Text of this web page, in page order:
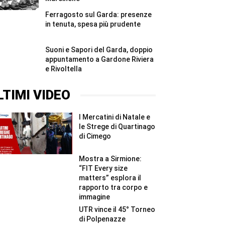
Ferragosto sul Garda: presenze
in tenuta, spesa più prudente
Suoni e Sapori del Garda, doppio
appuntamento a Gardone Riviera
e Rivoltella
VIDEO
I Mercatini di Natale e
le Strege di Quartinago
di Cimego
Mostra a Sirmione:
“FIT Every size
matters” esplora il
rapporto tra corpo e
immagine
UTR vince il 45° Torneo
di Polpenazze